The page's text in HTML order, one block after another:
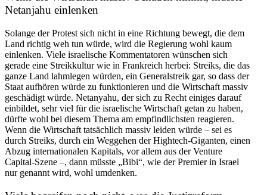
Netanjahu einlenken
Solange der Protest sich nicht in eine Richtung bewegt, die dem
Land richtig weh tun würde, wird die Regierung wohl kaum
einlenken. Viele israe­lische Kommen­ta­toren wünschen sich
gerade eine Streik­kultur wie in Frank­reich herbei: Streiks, die das
ganze Land lahmlegen würden, ein General­streik gar, so dass der
Staat aufhören würde zu funktio­nieren und die Wirtschaft massiv
geschädigt würde. Netanyahu, der sich zu Recht einiges darauf
einbildet, sehr viel für die israe­lische Wirtschaft getan zu haben,
dürfte wohl bei diesem Thema am empfind­lichsten reagieren.
Wenn die Wirtschaft tatsächlich massiv leiden würde – sei es
durch Streiks, durch ein Weggehen der Hightech-Giganten, einen
Abzug inter­na­tio­nalen Kapitals, vor allem aus der Venture
Capital-Szene –, dann müsste „Bibi“, wie der Premier in Israel
nur genannt wird, wohl umdenken.